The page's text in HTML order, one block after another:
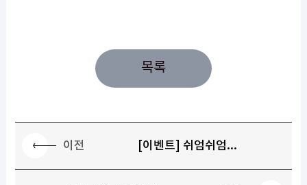
목록
이전 [이벤트] 쉬엄쉬엄...